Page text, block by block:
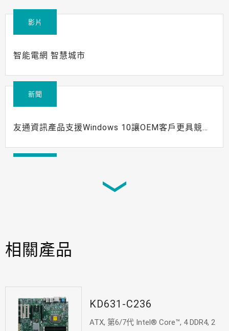
影片
智能電網 智慧城市
新聞
友通資訊產品支援Windows 10讓OEM客戶更具競爭
相關產品
KD631-C236
ATX, 第6/7代 Intel® Core™, 4 DDR4, 2